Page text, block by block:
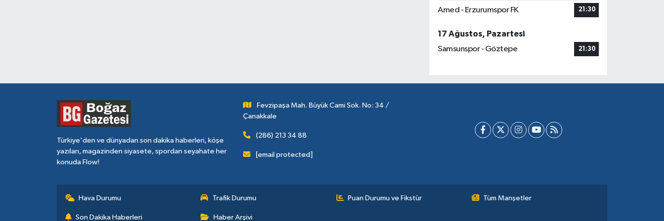
Amed - Erzurumspor FK 21:30
17 Ağustos, Pazartesi
Samsunspor - Göztepe
21:30
Türkiye'den ve dünyadan son dakika haberleri, köşe
yazıları, magazinden siyasete, spordan seyahate her
konuda Flow!
Fevzipaşa Mah. Büyük Cami Sok. No: 34 /
Çanakkale
(286) 213 34 88
[email protected]
Hava Durumu Trafik Durumu Puan Durumu ve Fikstür Tüm Manşetler
Son Dakika Haberleri Haber Arşivi